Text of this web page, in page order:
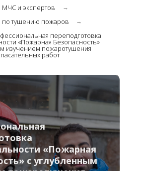
МЧС и экспертов
→
→
по тушению пожаров
переподготовка
«Пожарная Безопасность»
изучением пожаротушения
работ
«Пожарная
с углубленным